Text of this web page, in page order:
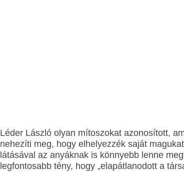
Léder László olyan mítoszokat azonosított,
nehezíti meg, hogy elhelyezzék saját
látásával az anyáknak is könnyebb lenne
legfontosabb tény, hogy „elapátlanodott a